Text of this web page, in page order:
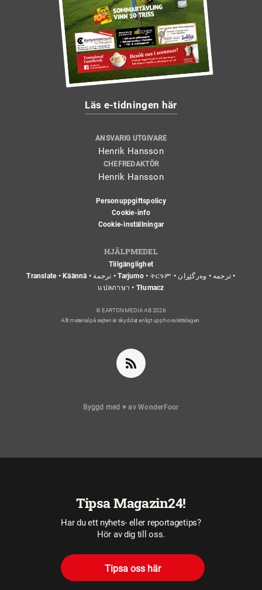
Läs e-tidningen här
ANSVARIG UTGIVARE
Henrik Hansson
CHEFREDAKTÖR
Henrik Hansson
Personuppgiftspolicy
Cookie-info
Cookie-inställningar
HJÄLPMEDEL
Tillgänglighet
Translate • Käännä • ترجمة • Tarjumo • ትርጉም • ترجمه • وەرگێڕان •
แปลภาษา • Tłumacz
© EARTON MEDIA AB 2026
Allt material på sajten är skyddat enligt upphovsrättslagen.
Byggd med ♥ avWonderFour
Tipsa Magazin24!
Har du ett nyhets- eller reportagetips?
Hör av dig till oss.
Tipsa oss här